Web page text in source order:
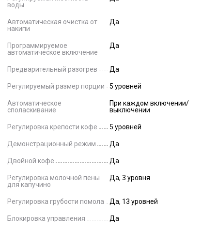
воды
Автоматическая очистка от
накипи
Да
Программируемое
автоматическое включение
Да
Предварительный разогрев Да
Регулируемый размер порции 5 уровней
Автоматическое
споласкивание
При каждом включении/
выключении
Регулировка крепости кофе 5 уровней
Демонстрационный режим Да
Двойной кофе Да
Регулировка молочной пены
для капучино
Да, 3 уровня
Регулировка грубости помола Да, 13 уровней
Блокировка управления Да